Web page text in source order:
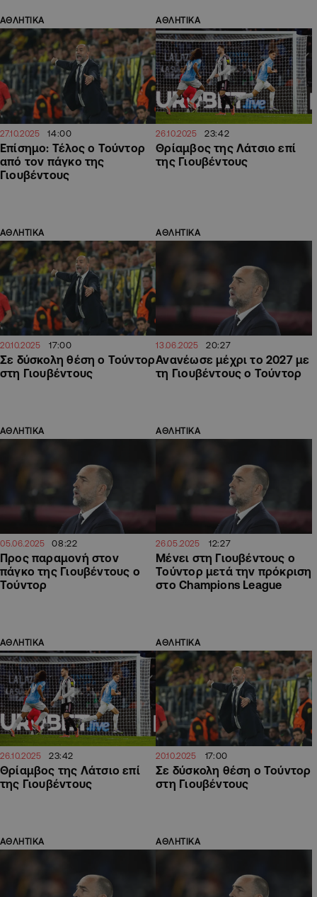
ΑΘΛΗΤΙΚΑ
27.10.2025 14:00
Επίσημο: Τέλος ο Τούντορ
από τον πάγκο της
Γιουβέντους
ΑΘΛΗΤΙΚΑ
26.10.2025 23:42
Θρίαμβος της Λάτσιο επί
της Γιουβέντους
ΑΘΛΗΤΙΚΑ
20.10.2025 17:00
Σε δύσκολη θέση ο Τούντορ
στη Γιουβέντους
ΑΘΛΗΤΙΚΑ
13.06.2025 20:27
Ανανέωσε μέχρι το 2027 με
τη Γιουβέντους ο Τούντορ
ΑΘΛΗΤΙΚΑ
05.06.2025 08:22
Προς παραμονή στον
πάγκο της Γιουβέντους ο
Τούντορ
ΑΘΛΗΤΙΚΑ
26.05.2025 12:27
Μένει στη Γιουβέντους ο
Τούντορ μετά την πρόκριση
στο Champions League
ΑΘΛΗΤΙΚΑ
26.10.2025 23:42
Θρίαμβος της Λάτσιο επί
της Γιουβέντους
ΑΘΛΗΤΙΚΑ
20.10.2025 17:00
Σε δύσκολη θέση ο Τούντορ
στη Γιουβέντους
ΑΘΛΗΤΙΚΑ ΑΘΛΗΤΙΚΑ